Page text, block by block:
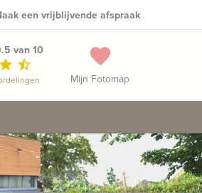
een vrijblijvende afspraak
favorite
Mijn Fotomap
van 10
star star_half